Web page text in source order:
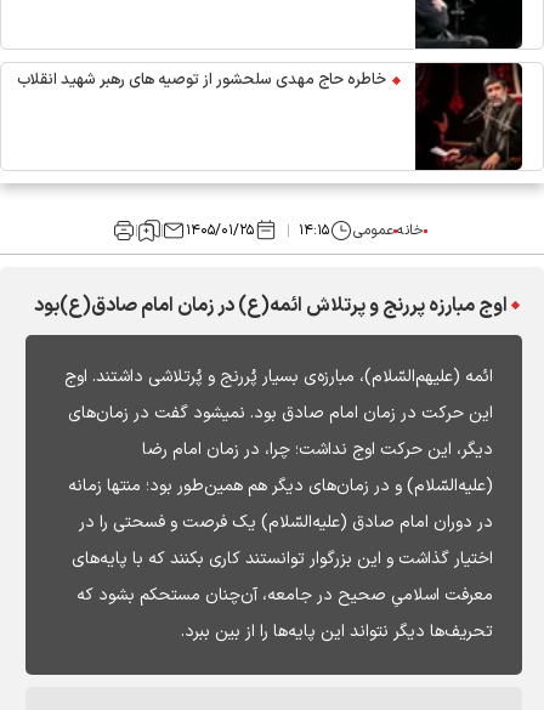
خاطره حاج مهدی سلحشور از توصیه های رهبر شهید انقلاب
خانهعمومی ۱۴:۱۵ ۱۴۰۵/۰۱/۲۵
اوج مبارزه پررنج و پرتلاش ائمه(ع) در زمان امام صادق(ع)بود
ائمه (علیهم‌السّلام)، مبارزه‌ی بسیار پُررنج و پُرتلاشی داشتند. اوج
این حرکت در زمان امام صادق بود. نمیشود گفت در زمان‌های
دیگر، این حرکت اوج نداشت؛ چرا، در زمان امام رضا
(علیه‌السّلام) و در زمان‌های دیگر هم همین‌طور بود؛ منتها زمانه
در دوران امام صادق (علیه‌السّلام) یک فرصت و فسحتی را در
اختیار گذاشت و این بزرگوار توانستند کاری بکنند که با پایه‌های
معرفت اسلامیِ صحیح در جامعه، آن‌چنان مستحکم بشود که
تحریف‌ها دیگر نتواند این پایه‌ها را از بین ببرد.